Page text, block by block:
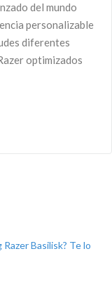
del mundo
personalizable
diferentes
optimizados
Basilisk? Te lo